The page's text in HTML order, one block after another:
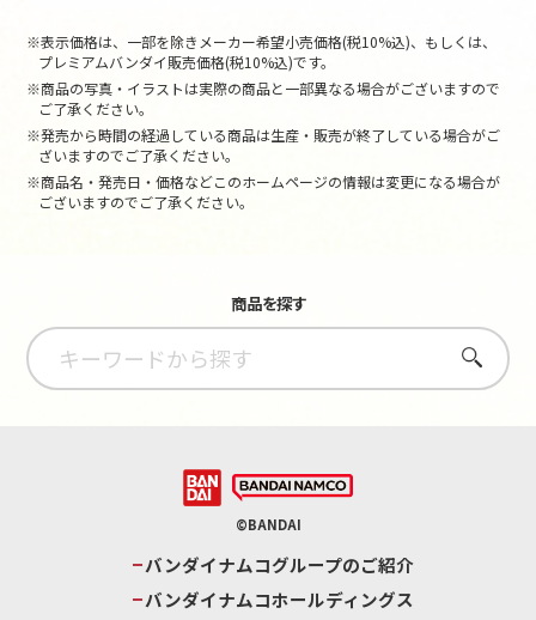
※表示価格は、一部を除きメーカー希望小売価格(税10%込)、もしくは、
プレミアムバンダイ販売価格(税10%込)です。
※商品の写真・イラストは実際の商品と一部異なる場合がございますので
ご了承ください。
※発売から時間の経過している商品は生産・販売が終了している場合がご
ざいますのでご了承ください。
※商品名・発売日・価格などこのホームページの情報は変更になる場合が
ございますのでご了承ください。
商品を探す
さがす
©BANDAI
バンダイナムコグループのご紹介
バンダイナムコホールディングス